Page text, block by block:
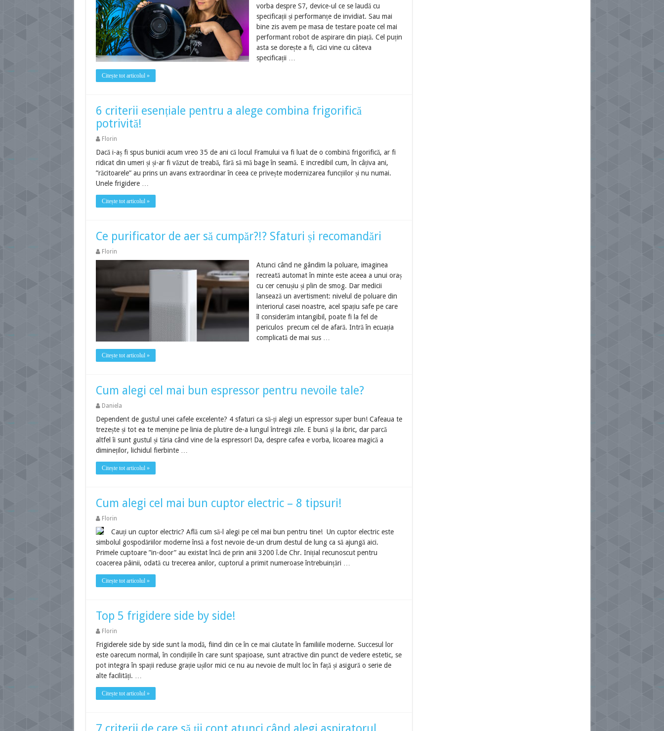
vorba despre S7, device-ul ce se laudă cu
specificații și performanțe de invidiat. Sau mai
bine zis avem pe masa de testare poate cel mai
performant robot de aspirare din piață. Cel puțin
asta se dorește a fi, căci vine cu câteva
specificații …
Citește tot articolul »
6 criterii esențiale pentru a alege combina frigorifică
potrivită!
Florin
Dacă i-aș fi spus bunicii acum vreo 35 de ani că locul Framului va fi luat de o combină frigorifică, ar fi
ridicat din umeri și și-ar fi văzut de treabă, fără să mă bage în seamă. E incredibil cum, în câțiva ani,
”răcitoarele” au prins un avans extraordinar în ceea ce privește modernizarea funcțiilor și nu numai.
Unele frigidere …
Citește tot articolul »
Ce purificator de aer să cumpăr?!? Sfaturi și recomandări
Florin
Atunci când ne gândim la poluare, imaginea
recreată automat în minte este aceea a unui oraș
cu cer cenușiu și plin de smog. Dar medicii
lansează un avertisment: nivelul de poluare din
interiorul casei noastre, acel spațiu safe pe care
îl considerăm intangibil, poate fi la fel de
periculos precum cel de afară. Intră în ecuația
complicată de mai sus …
Citește tot articolul »
Cum alegi cel mai bun espressor pentru nevoile tale?
Daniela
Dependent de gustul unei cafele excelente? 4 sfaturi ca să-ți alegi un espressor super bun! Cafeaua te
trezește și tot ea te menține pe linia de plutire de-a lungul întregii zile. E bună și la ibric, dar parcă
altfel îi sunt gustul și tăria când vine de la espressor! Da, despre cafea e vorba, licoarea magică a
dimineților, lichidul fierbinte …
Citește tot articolul »
Cum alegi cel mai bun cuptor electric – 8 tipsuri!
Florin
Cauți un cuptor electric? Află cum să-l alegi pe cel mai bun pentru tine! Un cuptor electric este
simbolul gospodăriilor moderne însă a fost nevoie de-un drum destul de lung ca să ajungă aici.
Primele cuptoare ”in-door” au existat încă de prin anii 3200 î.de Chr. Inițial recunoscut pentru
coacerea pâinii, odată cu trecerea anilor, cuptorul a primit numeroase întrebuințări …
Citește tot articolul »
Top 5 frigidere side by side!
Florin
Frigiderele side by side sunt la modă, fiind din ce în ce mai căutate în familiile moderne. Succesul lor
este oarecum normal, în condițiile în care sunt spațioase, sunt atractive din punct de vedere estetic, se
pot integra în spații reduse grație ușilor mici ce nu au nevoie de mult loc în față și asigură o serie de
alte facilități. …
Citește tot articolul »